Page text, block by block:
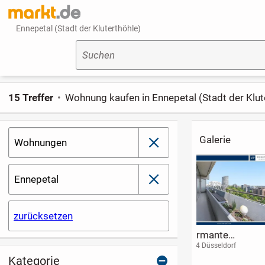
Ennepetal (Stadt der Kluterthöhle)
Suchen
Wohnungen schließen
Ennepetal schließen
zurücksetzen
15 Treffer Wohnung kaufen in Ennepetal (Stadt der
Galerie
Bezugsfreie 2-
Zimmer Wohnung
mit Balkon und
45473 Mülheim (Ruhr)
3 Zimmerwohnung
in der Aaseestadt
48151 Münster
2 Zimmer-
mit Balkon in
57299 Burbach
Kategorie